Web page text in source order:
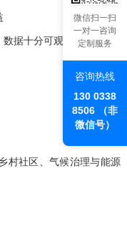
据十分可观：
村社区、气候治理与能源
微信扫一扫
一对一咨询
定制服务
咨询热线
130 0338
8506 （非
微信号）